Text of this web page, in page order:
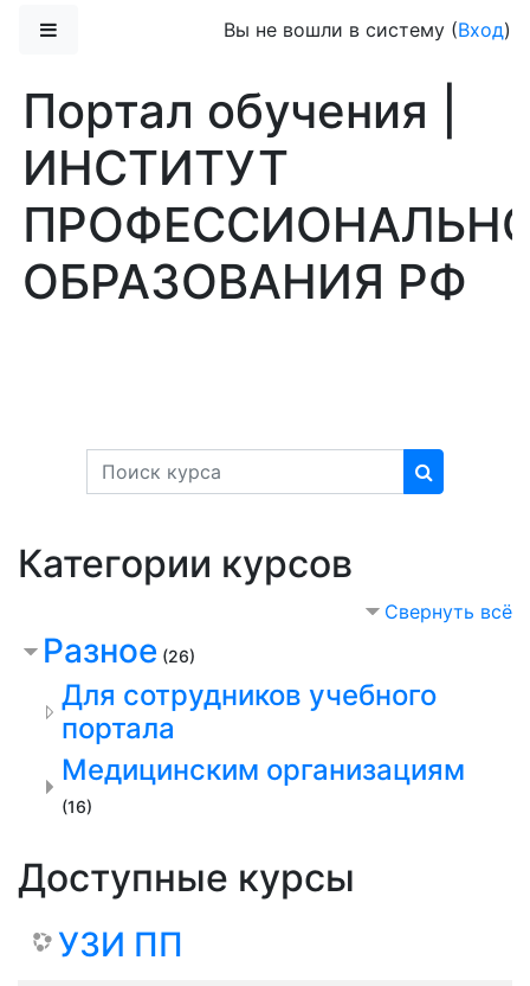
Вы не вошли в систему (Вход)
Портал обучения |
ИНСТИТУТ
ОБРАЗОВАНИЯ РФ
Поиск курса
Поиск
Категории курсов
Свернуть всё
Разное (26)
Для сотрудников учебного
портала
Медицинским организациям
(16)
Доступные курсы
УЗИ ПП